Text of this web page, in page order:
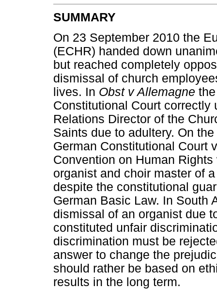
SUMMARY
On 23 September 2010 the
(ECHR) handed down
but reached completely
dismissal of church
lives. In Obst v Allemagne
Constitutional Court
Relations Director of the
Saints due to adultery. On
German Constitutional Court
Convention on Human
organist and choir master of
despite the constitutional
German Basic Law. In South
dismissal of an organist due
constituted unfair
discrimination must be
answer to change the
should rather be based on
results in the long term.